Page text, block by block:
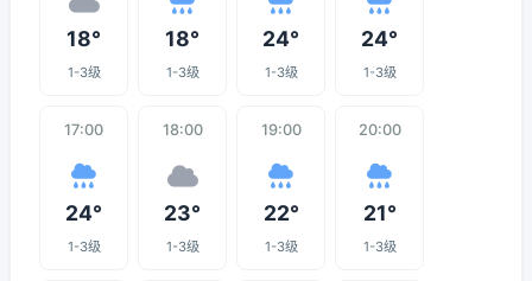
18°
1-3级
18°
1-3级
24°
1-3级
24°
1-3级
17:00
24°
1-3级
18:00
23°
1-3级
19:00
22°
1-3级
20:00
21°
1-3级